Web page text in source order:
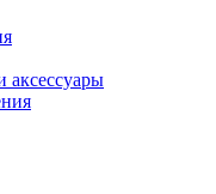
аксессуары